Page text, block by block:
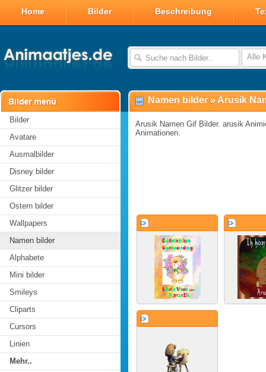
Home Bilder Beschreibung
Alle
Bilder
Avatare
Ausmalbilder
Disney bilder
Glitzer bilder
Ostern bilder
Wallpapers
Namen bilder
Alphabete
Mini bilder
Smileys
Cliparts
Cursors
Linien
Mehr..
Namen bilder » Arusik
Arusik Namen Gif Bilder. arusik
Animationen.